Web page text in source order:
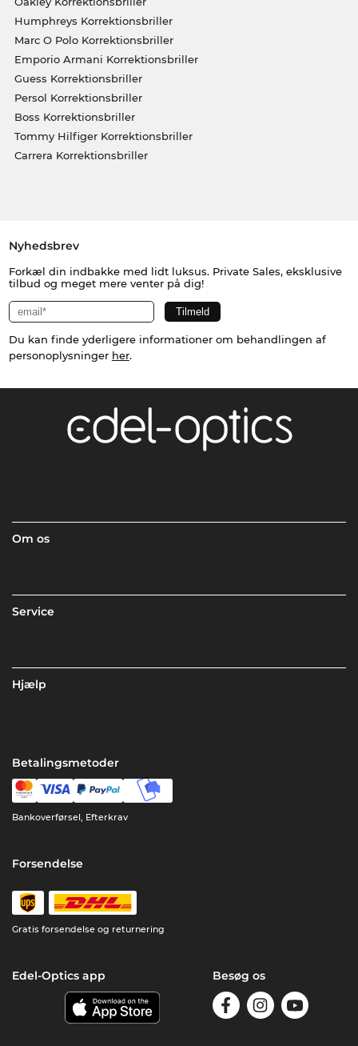
Humphreys Korrektionsbriller
Marc O Polo Korrektionsbriller
Emporio Armani Korrektionsbriller
Guess Korrektionsbriller
Persol Korrektionsbriller
Boss Korrektionsbriller
Tommy Hilfiger Korrektionsbriller
Carrera Korrektionsbriller
Nyhedsbrev
Forkæl din indbakke med lidt luksus. Private Sales, eksklusive
tilbud og meget mere venter på dig!
Du kan finde yderligere informationer om behandlingen af
personoplysninger her.
Om os
Service
Hjælp
Betalingsmetoder
Bankoverførsel, Efterkrav
Forsendelse
Gratis forsendelse og returnering
Edel-Optics app Besøg os